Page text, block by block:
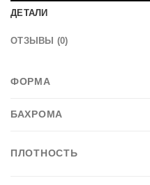
ДЕТАЛИ
ОТЗЫВЫ (0)
ФОРМА
БАХРОМА
ПЛОТНОСТЬ